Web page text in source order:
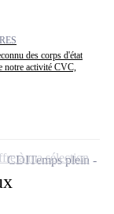
des corps d'état
notre activité CVC,
CDITemps plein
à ma sélection